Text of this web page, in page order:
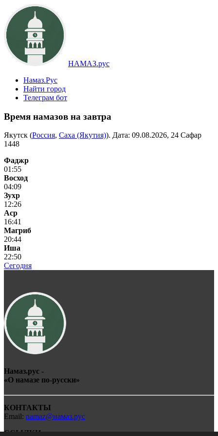
НАМАЗ.рус
Намаз.Рус
Найти город
Телеграм бот
Время намазов на завтра
Якутск (Россия, Саха (Якутия)). Дата: 09.08.2026, 24 Сафар
1448
Фаджр
01:55
Восход
04:09
Зухр
12:26
Аср
16:41
Магриб
20:44
Иша
22:50
Сегодня
Намаз.рус -
«О намазе по-русски»
КОНТАКТЫ
Email: namaz@намаз.рус
ССЫЛКИ